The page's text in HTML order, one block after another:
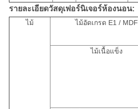
รายละเอียดวัสดุเฟอร์นิเจอร์ห้องนอน:
ไม้ ไม้อัดเกรด E1 / MDF
ไม้เนื้อแข็ง